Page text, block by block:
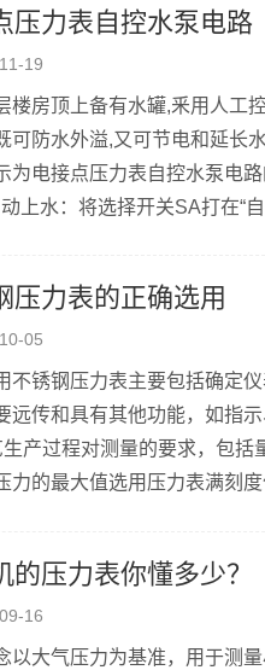
。 2、矩型膜盒压力表“指针
压力表自控水泵电路
19
楼房顶上备有水罐,釆用人工
可防水外溢,又可节电和延长
为电接点压力表自控水泵电
上水：将选择开关SA打在“
器自锁触头闭合自锁，K1的
压力表的正确选用
05
不锈钢压力表主要包括确定
远传和具有其他功能，如指
产过程对测量的要求，包
力的最大值选用压力表满刻
差是压力表的量程与准确度
度高一级的不锈钢压力表...
的压力表你懂多少？
16
以大气压力为基准，用于测